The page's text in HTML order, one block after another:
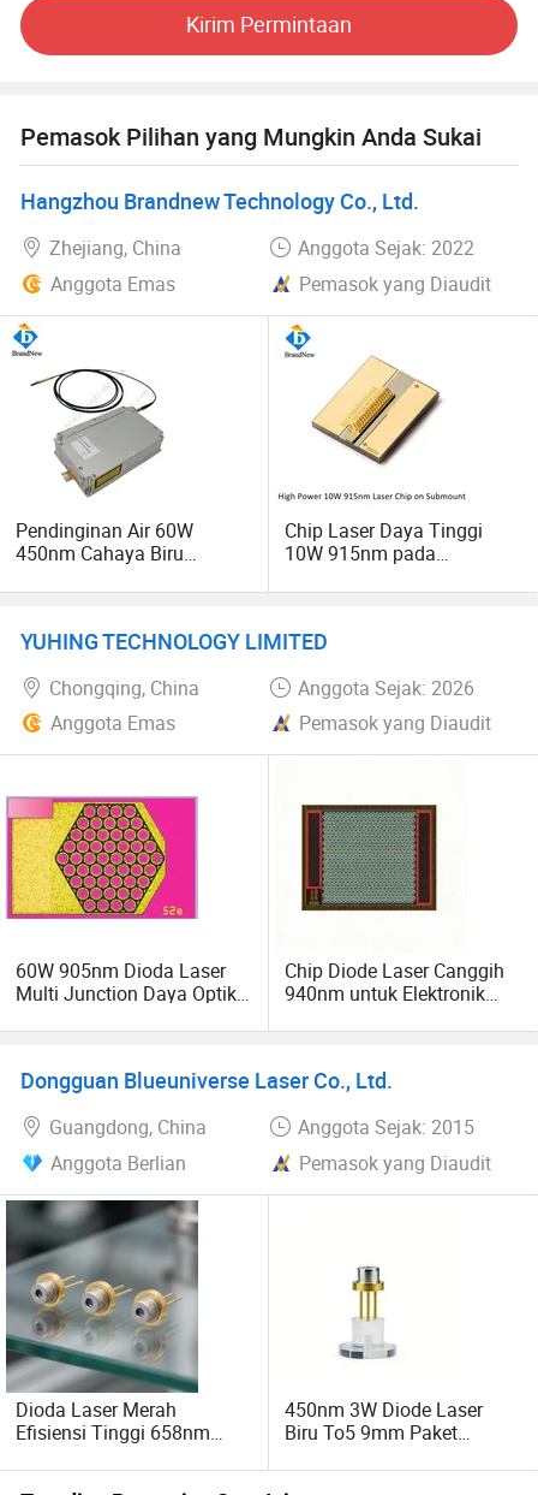
setiap orang yang meraih keindahan. Filosofi dari kami:
Dalam mengembangkan perusahaan, kami akan terus-
"memperlakukan orang sebagai basis dan menjadi
kredibel dan inovatif" dan melayani nasabah dengan lebih
tidak jauh.
Kirim Permintaan
Pemasok Pilihan yang Mungkin Anda Sukai
Hangzhou Brandnew Technology Co., Ltd.
Zhejiang, China
Anggota Sejak: 2022
Anggota Emas
Pemasok yang Diaudit
Pendinginan Air 60W
450nm Cahaya Biru
Pengelasan Presisi Tinggi
Emas dan Aluminium 3D
Terhubung Serat
Chip Laser Daya Tinggi
10W 915nm pada
YUHING TECHNOLOGY LIMITED
Chongqing, China
Anggota Sejak: 2026
Anggota Emas
Pemasok yang Diaudit
60W 905nm Dioda Laser
Multi Junction Daya Optik
Chip Diode Laser Canggih
940nm untuk Elektronik
Lidar
Dongguan Blueuniverse Laser Co., Ltd.
Guangdong, China
Anggota Sejak: 2015
Anggota Berlian
Pemasok yang Diaudit
Dioda Laser Merah
Efisiensi Tinggi 658nm
Posisi (GH06P25A2CC)
450nm 3W Diode Laser
Biru To5 9mm Paket